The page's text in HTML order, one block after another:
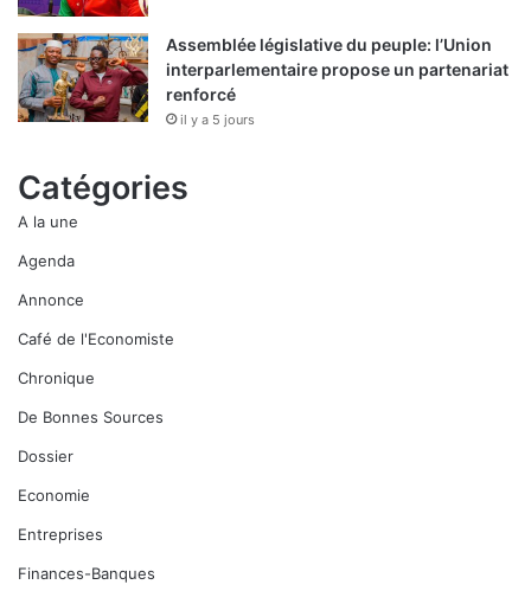
Assemblée législative du peuple: l’Union
interparlementaire propose un partenariat
renforcé
il y a 5 jours
Catégories
A la une
Agenda
Annonce
Café de l'Economiste
Chronique
De Bonnes Sources
Dossier
Economie
Entreprises
Finances-Banques